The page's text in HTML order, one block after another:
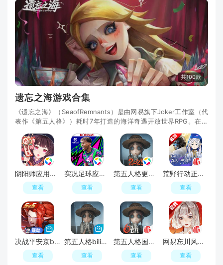
共100款
遗忘之海游戏合集
《遗忘之海》（SeaofRemnants）是由网易旗下Joker工作室（代
表作《第五人格》）耗时7年打造的海洋奇遇开放世界RPG。在这
阴阳师应用宝版本最新版
查看
实况足球应用宝渠道客户端
查看
第五人格更新版本
查看
荒野行动正版网易版
查看
决战平安京b站版安装包
查看
第五人格bilibili版本最新版
查看
第五人格国际服
查看
网易忘川风华录手游
查看